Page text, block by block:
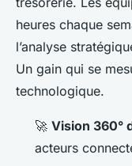
heures chaque
l’analyse
Un gain qui se
technologique.
🚀 Vision 360°
acteurs